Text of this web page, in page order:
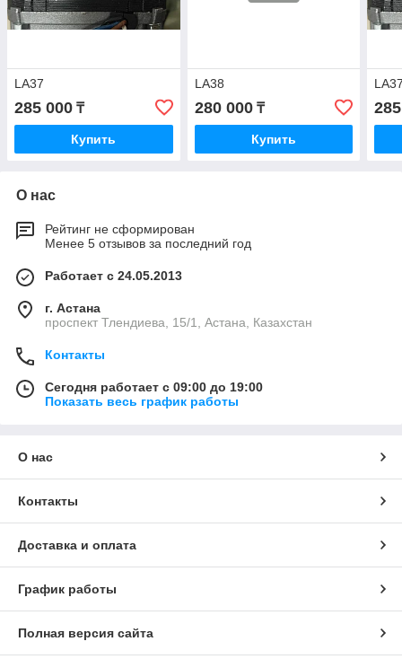
LA37
285 000 ₸
Купить
LA38
280 000₸
Купить
О нас
Рейтинг не сформирован
Менее 5 отзывов за последний год
Работает с 24.05.2013
г. Астана
проспект Тлендиева, 15/1, Астана, Казахстан
Контакты
Сегодня работает с 09:00 до 19:00
Показать весь график работы
О нас
Контакты
Доставка и оплата
График работы
Полная версия сайта